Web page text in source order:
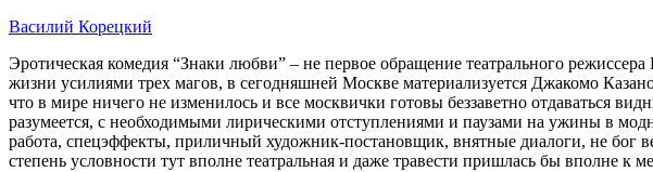
Василий Корецкий
Эротическая комедия “Знаки любви” – не первое обращение театрального
жизни усилиями трех магов, в сегодняшней Москве материализуется Джакомо
что в мире ничего не изменилось и все москвички готовы беззаветно отдаваться
разумеется, с необходимыми лирическими отступлениями и паузами на ужины в
работа, спецэффекты, приличный художник-постановщик, внятные диалоги, не бог
степень условности тут вполне театральная и даже травести пришлась бы вполне к